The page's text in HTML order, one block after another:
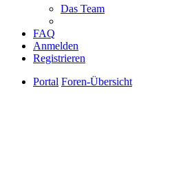
Das Team
FAQ
Anmelden
Registrieren
Portal Foren-Übersicht